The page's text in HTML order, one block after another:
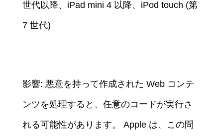
世代以降、iPad mini 4 以降、iPod touch (第
7 世代)
影響: 悪意を持って作成された Web コンテ
ンツを処理すると、任意のコードが実行さ
れる可能性があります。 Apple は、この問